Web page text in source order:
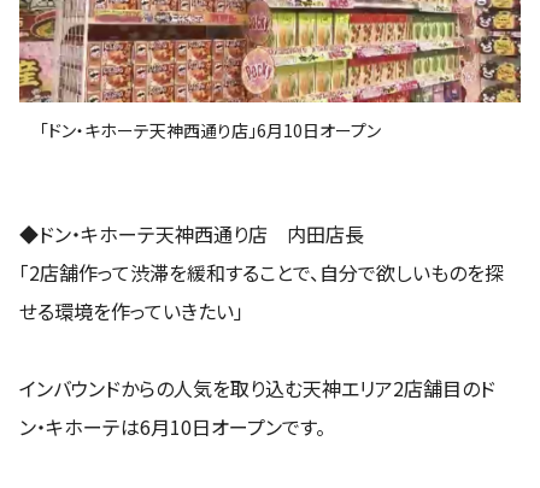
「ドン・キホーテ天神西通り店」6月10日オープン
◆ドン・キホーテ天神西通り店 内田店長
「2店舗作って渋滞を緩和することで、自分で欲しいものを探
せる環境を作っていきたい」
インバウンドからの人気を取り込む天神エリア2店舗目のド
ン・キホーテは6月10日オープンです。